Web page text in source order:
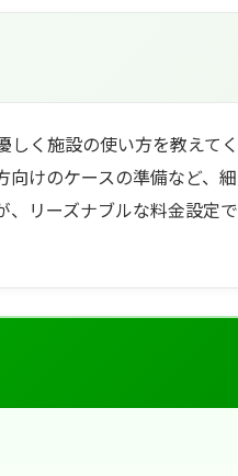
く施設の使い方を教えてく
けのケースの準備など、細
、リーズナブルな料金設定で